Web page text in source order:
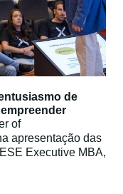
de
of
apresentação das
Executive MBA,